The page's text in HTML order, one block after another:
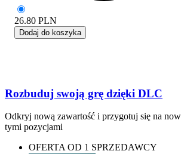
26.80 PLN
Dodaj do koszyka
Rozbuduj swoją grę dzięki DLC
Odkryj nową zawartość i przygotuj się na
tymi pozycjami
OFERTA OD 1 SPRZEDAWCY